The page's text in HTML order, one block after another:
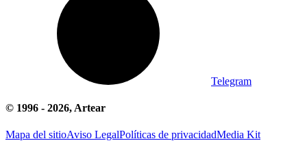
Telegram
© 1996 - 2026, Artear
Mapa del sitioAviso LegalPolíticas de privacidadMedia Kit